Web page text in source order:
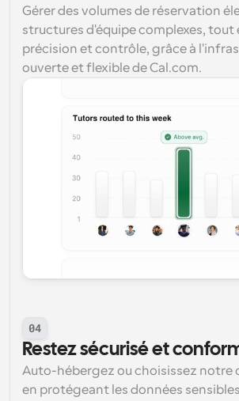
Gérer des volumes de réservation
structures d'équipe complexes,
précision et contrôle, grâce à
ouverte et flexible de Cal.com.
04
Restez sécurisé et
Auto-hébergez ou choisissez notre
en protégeant les données